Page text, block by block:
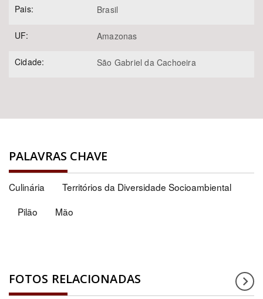
Pais: Brasil
UF: Amazonas
Cidade: São Gabriel da Cachoeira
PALAVRAS CHAVE
Culinária
Territórios da Diversidade Socioambiental
Pilão
Mão
FOTOS RELACIONADAS